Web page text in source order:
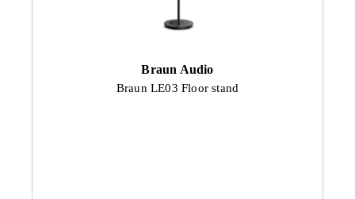
Braun Audio
Braun LE03 Floor stand